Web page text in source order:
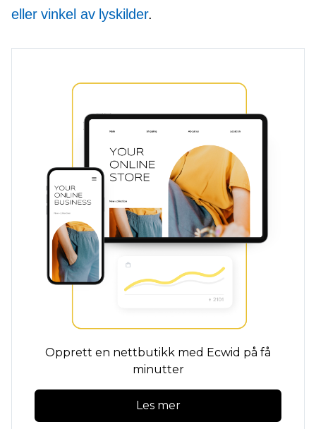
eller vinkel av lyskilder.
Opprett en nettbutikk med Ecwid på få
minutter
Les mer